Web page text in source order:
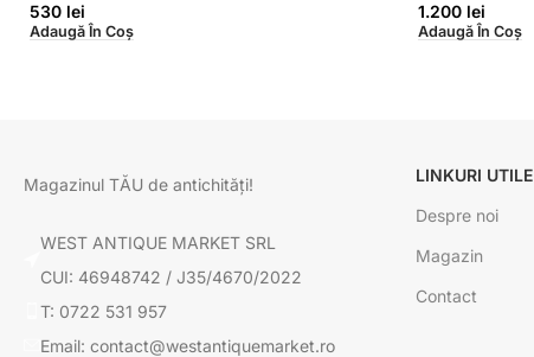
530 lei
Adaugă În Coș
1.200 lei
Adaugă În Coș
Magazinul TĂU de antichități!
WEST ANTIQUE MARKET SRL
CUI: 46948742 / J35/4670/2022
T: 0722 531 957
Email: contact@westantiquemarket.ro
LINKURI UTILE
Despre noi
Magazin
Contact